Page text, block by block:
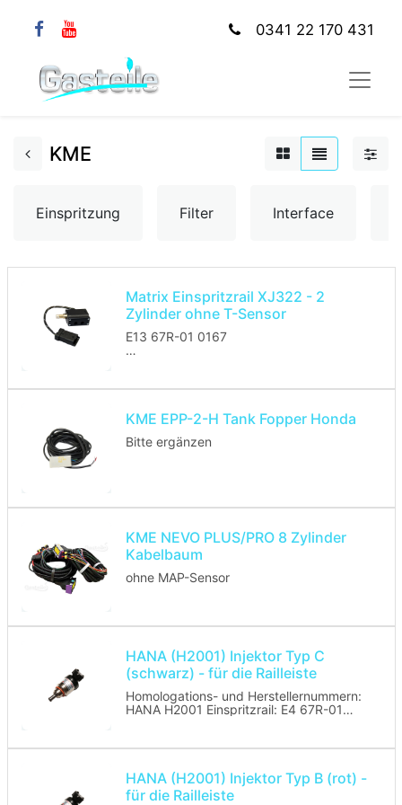
0341 22 170 431
KME
Einspritzung Filter Interface
Matrix Einspritzrail XJ322 - 2
Zylinder ohne T-Sensor
E13 67R-01 0167
KME EPP-2-H Tank Fopper Honda
Bitte ergänzen
KME NEVO PLUS/PRO 8 Zylinder
Kabelbaum
ohne MAP-Sensor
HANA (H2001) Injektor Typ C
(schwarz) - für die Railleiste
Homologations- und Herstellernummern:
HANA H2001 Einspritzrail: E4 67R-01
ersetzt zusammen mit dem passenden
älteren Düsentypen.
Dadurch kann man die „Gold“-Düse
HANA (H2001) Injektor Typ B (rot) -
für die Railleiste